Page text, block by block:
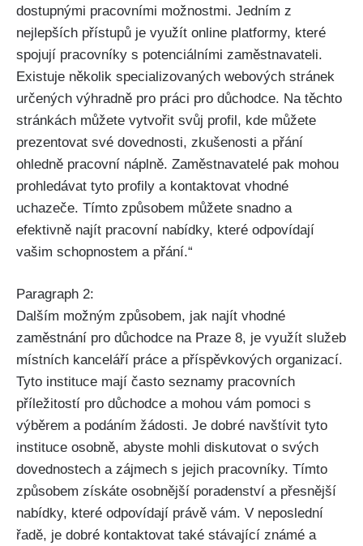
dostupnými pracovními možnostmi. Jedním z
nejlepších přístupů je využít online platformy, které
spojují pracovníky s potenciálními zaměstnavateli.
Existuje několik specializovaných webových stránek
určených výhradně pro práci pro důchodce. Na těchto
stránkách můžete vytvořit svůj profil, kde můžete
prezentovat své dovednosti, zkušenosti a přání
ohledně pracovní náplně. Zaměstnavatelé pak mohou
prohledávat tyto profily a kontaktovat vhodné
uchazeče. Tímto způsobem můžete snadno a
efektivně najít pracovní nabídky, které odpovídají
vašim schopnostem a přání.“
Paragraph 2:
Dalším možným způsobem, jak najít vhodné
zaměstnání pro důchodce na Praze 8, je využít služeb
místních kanceláří práce a příspěvkových organizací.
Tyto instituce mají často seznamy pracovních
příležitostí pro důchodce a mohou vám pomoci s
výběrem a podáním žádosti. Je dobré navštívit tyto
instituce osobně, abyste mohli diskutovat o svých
dovednostech a zájmech s jejich pracovníky. Tímto
způsobem získáte osobnější poradenství a přesnější
nabídky, které odpovídají právě vám. V neposlední
řadě, je dobré kontaktovat také stávající známé a